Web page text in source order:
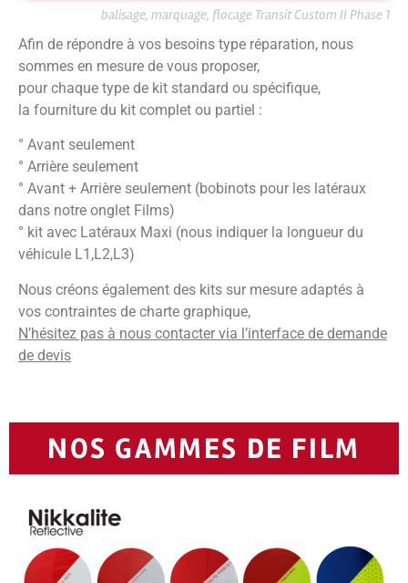
balisage, marquage, flocage Transit Custom II Phase 1
Afin de répondre à vos besoins type réparation, nous
sommes en mesure de vous proposer,
pour chaque type de kit standard ou spécifique,
la fourniture du kit complet ou partiel :
° Avant seulement
° Arrière seulement
° Avant + Arrière seulement (bobinots pour les latéraux
dans notre onglet Films)
° kit avec Latéraux Maxi (nous indiquer la longueur du
véhicule L1,L2,L3)
Nous créons également des kits sur mesure adaptés à
vos contraintes de charte graphique,
N’hésitez pas à nous contacter via l’interface de demande
de devis
NOS GAMMES DE FILM